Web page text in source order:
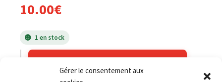
Gérer le consentement aux
10.00€
1 en stock